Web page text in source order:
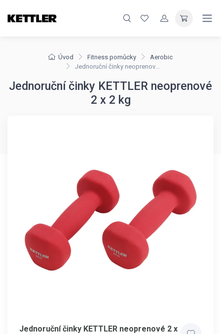
Úvod Fitness pomůcky
Aerobic
Jednoruční činky neoprenové 2 x 2 kg
Jednoruční činky KETTLER neoprenové
2 x 2 kg
Jednoruční činky KETTLER neoprenové 2 x